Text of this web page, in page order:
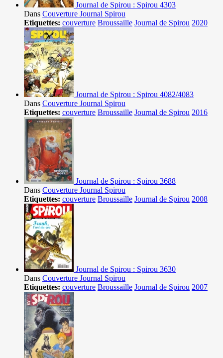
Journal de Spirou : Spirou 4303
Dans Couverture Journal Spirou
Etiquettes: couverture Broussaille Journal de Spirou 2020
Journal de Spirou : Spirou 4082/4083
Dans Couverture Journal Spirou
Etiquettes: couverture Broussaille Journal de Spirou 2016
Journal de Spirou : Spirou 3688
Dans Couverture Journal Spirou
Etiquettes: couverture Broussaille Journal de Spirou 2008
Journal de Spirou : Spirou 3630
Dans Couverture Journal Spirou
Etiquettes: couverture Broussaille Journal de Spirou 2007